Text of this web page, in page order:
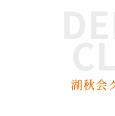
湖秋会